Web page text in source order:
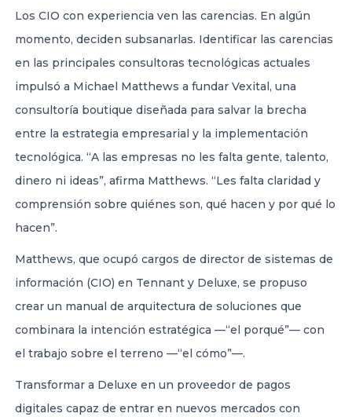
Los CIO con experiencia ven las carencias. En algún
momento, deciden subsanarlas. Identificar las carencias
en las principales consultoras tecnológicas actuales
impulsó a Michael Matthews a fundar Vexital, una
consultoría boutique diseñada para salvar la brecha
entre la estrategia empresarial y la implementación
tecnológica. “A las empresas no les falta gente, talento,
dinero ni ideas”, afirma Matthews. “Les falta claridad y
comprensión sobre quiénes son, qué hacen y por qué lo
hacen”.
Matthews, que ocupó cargos de director de sistemas de
información (CIO) en Tennant y Deluxe, se propuso
crear un manual de arquitectura de soluciones que
combinara la intención estratégica —“el porqué”— con
el trabajo sobre el terreno —“el cómo”—.
Transformar a Deluxe en un proveedor de pagos
digitales capaz de entrar en nuevos mercados con